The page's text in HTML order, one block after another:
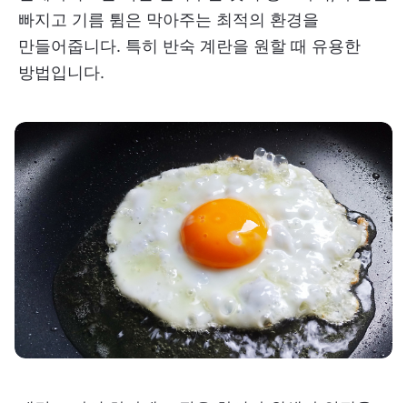
빠지고 기름 튐은 막아주는 최적의 환경을
만들어줍니다. 특히 반숙 계란을 원할 때 유용한
방법입니다.